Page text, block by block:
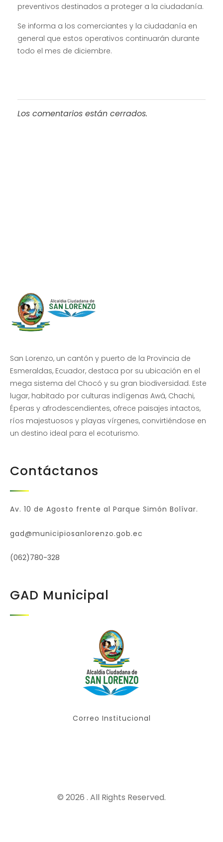
preventivos destinados a proteger a la ciudadanía.
Se informa a los comerciantes y la ciudadanía en
general que estos operativos continuarán durante
todo el mes de diciembre.
Los comentarios están cerrados.
San Lorenzo, un cantón y puerto de la Provincia de
Esmeraldas, Ecuador, destaca por su ubicación en el
mega sistema del Chocó y su gran biodiversidad. Este
lugar, habitado por culturas indígenas Awá, Chachi,
Éperas y afrodescendientes, ofrece paisajes intactos,
ríos majestuosos y playas vírgenes, convirtiéndose en
un destino ideal para el ecoturismo.
Contáctanos
Av. 10 de Agosto frente al Parque Simón Bolívar.
gad@municipiosanlorenzo.gob.ec
(062)780-328
GAD Municipal
Correo Institucional
© 2026 . All Rights Reserved.